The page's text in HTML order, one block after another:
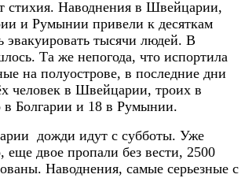
стихия. Наводнения в Швейцарии,
и Румынии привели к десяткам
эвакуировать тысячи людей. В
Та же непогода, что испортила
на полуострове, в последние дни
человек в Швейцарии, троих в
в Болгарии и 18 в Румынии.
дожди идут с субботы. Уже
еще двое пропали без вести, 2500
Наводнения, самые серьезные с